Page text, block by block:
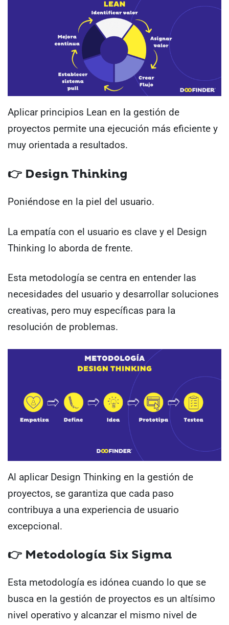
Aplicar principios Lean en la gestión de
proyectos permite una ejecución más eficiente y
muy orientada a resultados.
👉 Design Thinking
Poniéndose en la piel del usuario.
La empatía con el usuario es clave y el Design
Thinking lo aborda de frente.
Esta metodología se centra en entender las
necesidades del usuario y desarrollar soluciones
creativas, pero muy específicas para la
resolución de problemas.
Al aplicar Design Thinking en la gestión de
proyectos, se garantiza que cada paso
contribuya a una experiencia de usuario
excepcional.
👉 Metodología Six Sigma
Esta metodología es idónea cuando lo que se
busca en la gestión de proyectos es un altísimo
nivel operativo y alcanzar el mismo nivel de